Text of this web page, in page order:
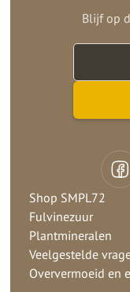
Blijf op
Shop SMPL72
Fulvinezuur
Plantmineralen
Veelgestelde
Oververmoeid en